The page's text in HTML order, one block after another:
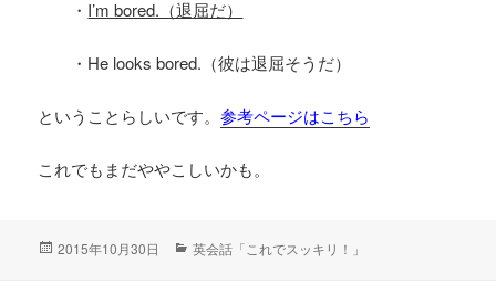
・ I’m bored.（退屈だ）
・He looks bored.（彼は退屈そうだ）
ということらしいです。参考ページはこちら
これでもまだややこしいかも。
投
2015年10月30日
カ
英会話「これでスッキリ！」